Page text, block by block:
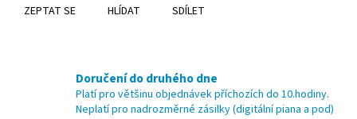
ZEPTAT SE HLÍDAT SDÍLET
Doručení do druhého dne
Platí pro většinu objednávek příchozích do 10.hodiny.
Neplatí pro nadrozměrné zásilky (digitální piana a pod)